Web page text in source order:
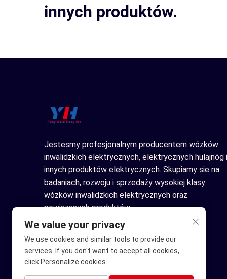
innych produktów.
Jestesmy profesjonalnym producentem wózków
inwalidzkich elektrycznych, elektrycznych hulajnóg i
innych produktów elektrycznych. Skupiamy sie na
badaniach, rozwoju i sprzedaży wysokiej klasy
wózków inwalidzkich elektrycznych oraz
powiazanych produktów.
We value your privacy
We use cookies and similar tools to provide our
services. If you don't want to accept all cookies,
click Personalize cookies.